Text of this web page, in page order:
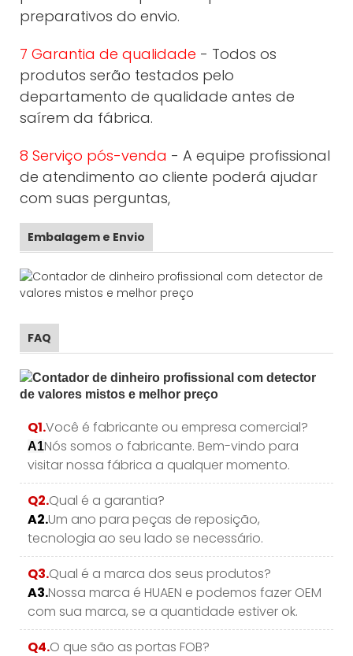
preparativos do envio.
7 Garantia de qualidade - Todos os
produtos serão testados pelo
departamento de qualidade antes de
saírem da fábrica.
8 Serviço pós-venda - A equipe profissional
de atendimento ao cliente poderá ajudar
com suas perguntas,
Embalagem e Envio
FAQ
Q1.Você é fabricante ou empresa comercial?
A1Nós somos o fabricante. Bem-vindo para
visitar nossa fábrica a qualquer momento.
Q2.Qual é a garantia?
A2.Um ano para peças de reposição,
tecnologia ao seu lado se necessário.
Q3.Qual é a marca dos seus produtos?
A3.Nossa marca é HUAEN e podemos fazer OEM
com sua marca, se a quantidade estiver ok.
Q4.O que são as portas FOB?